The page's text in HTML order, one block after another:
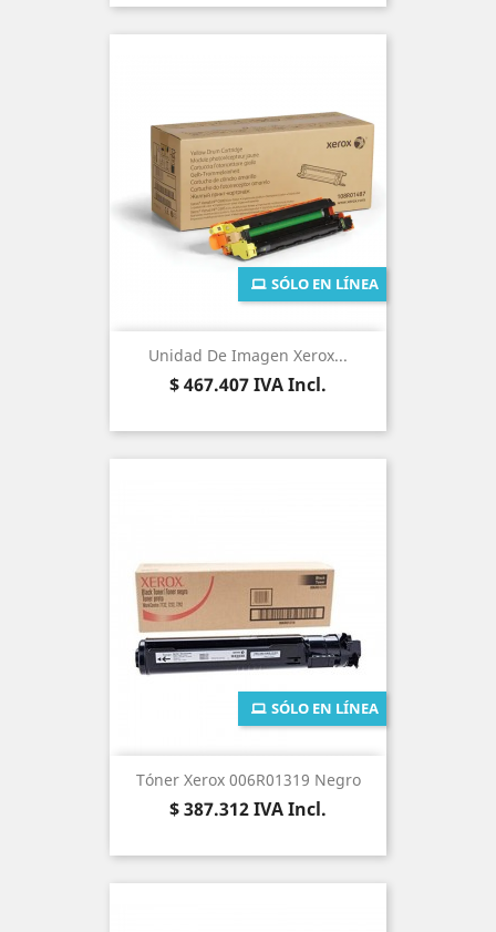
Unidad De Imagen Xerox...
Precio
$ 467.407IVA Incl.
SÓLO EN LÍNEA
Tóner Xerox 006R01319 Negro
Precio
$ 387.312IVA Incl.
SÓLO EN LÍNEA